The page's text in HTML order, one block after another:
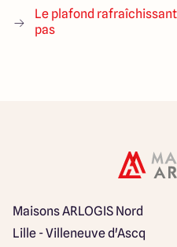
Le plafond
pas
Maisons ARLOGIS Nord
Lille - Villeneuve d'Ascq